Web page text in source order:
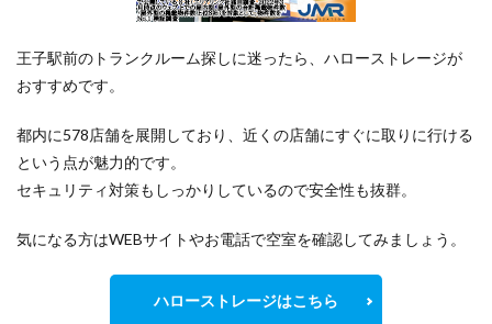
王子駅前のトランクルーム探しに迷ったら、ハローストレージが
おすすめです。
都内に578店舗を展開しており、近くの店舗にすぐに取りに行ける
という点が魅力的です。
セキュリティ対策もしっかりしているので安全性も抜群。
気になる方はWEBサイトやお電話で空室を確認してみましょう。
ハローストレージはこちら